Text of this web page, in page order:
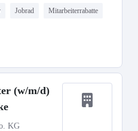
Jobrad Mitarbeiterrabatte
(w/m/d)
KG